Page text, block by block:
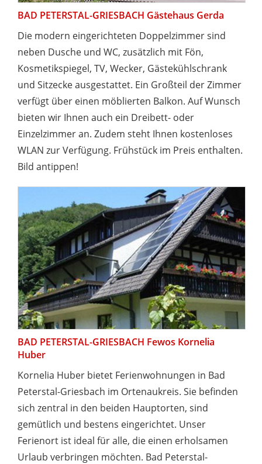
BAD PETERSTAL-GRIESBACH Gästehaus Gerda
Die modern eingerichteten Doppelzimmer sind
neben Dusche und WC, zusätzlich mit Fön,
Kosmetikspiegel, TV, Wecker, Gästekühlschrank
und Sitzecke ausgestattet. Ein Großteil der Zimmer
verfügt über einen möblierten Balkon. Auf Wunsch
bieten wir Ihnen auch ein Dreibett- oder
Einzelzimmer an. Zudem steht Ihnen kostenloses
WLAN zur Verfügung. Frühstück im Preis enthalten.
Bild antippen!
BAD PETERSTAL-GRIESBACH Fewos Kornelia
Huber
Kornelia Huber bietet Ferienwohnungen in Bad
Peterstal-Griesbach im Ortenaukreis. Sie befinden
sich zentral in den beiden Hauptorten, sind
gemütlich und bestens eingerichtet. Unser
Ferienort ist ideal für alle, die einen erholsamen
Urlaub verbringen möchten. Bad Peterstal-